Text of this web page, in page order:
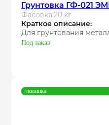
Грунтовка ГФ-021
Фасовка:20 кг
Краткое описание:
Для грунтования
Под заказ
новинка